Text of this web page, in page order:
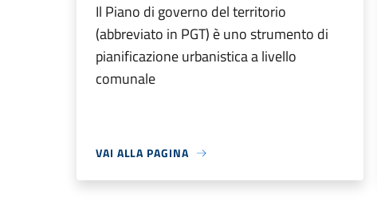
Il Piano di governo del territorio
(abbreviato in PGT) è uno strumento di
pianificazione urbanistica a livello
comunale
VAI ALLA PAGINA